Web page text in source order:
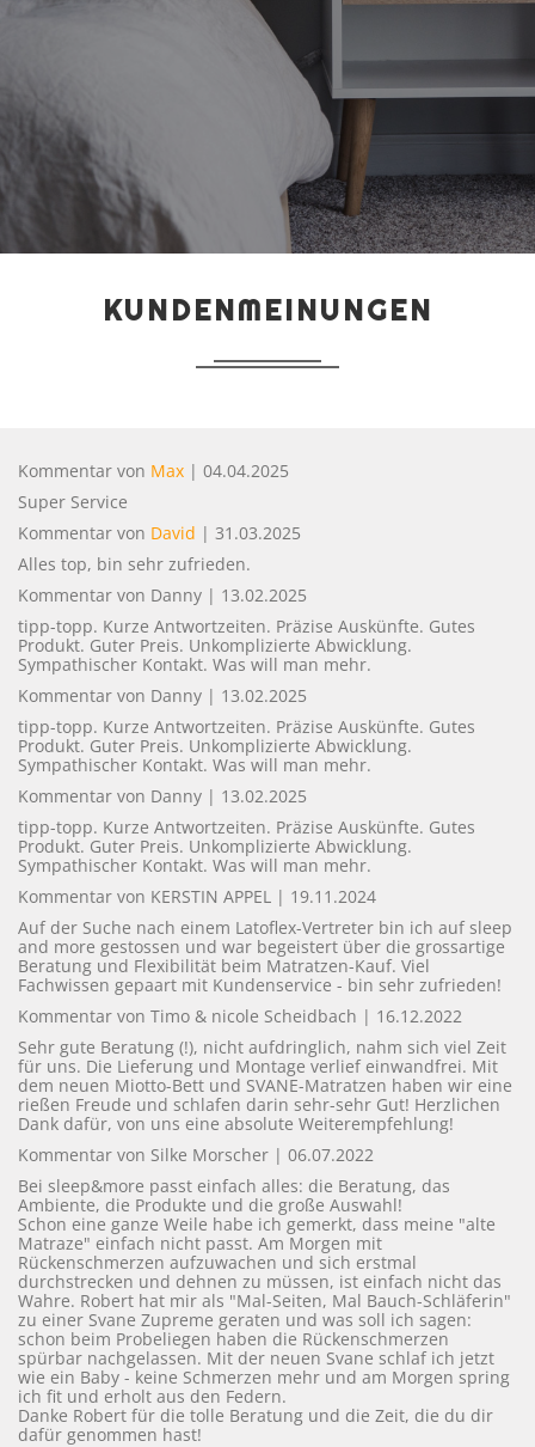
Natur pur
Deluxe
Svane
Zleep
Zupreme
Lattoflex
System 200
System 300
System 900
Tempur
Dormiente
KISSEN
Kissen Tempur
Ergonomische Kissen
Klassische Kissen
Kissen & Decken Dormiente
&MORE
Novamobili
Cinquanta3
KUNDENMEINUNGEN
Kommentar von Max | 04.04.2025
Super Service
Kommentar von David | 31.03.2025
Alles top, bin sehr zufrieden.
Kommentar von Danny | 13.02.2025
tipp-topp. Kurze Antwortzeiten. Präzise Auskünfte. Gutes
Produkt. Guter Preis. Unkomplizierte Abwicklung.
Sympathischer Kontakt. Was will man mehr.
Kommentar von Danny | 13.02.2025
tipp-topp. Kurze Antwortzeiten. Präzise Auskünfte. Gutes
Produkt. Guter Preis. Unkomplizierte Abwicklung.
Sympathischer Kontakt. Was will man mehr.
Kommentar von Danny | 13.02.2025
tipp-topp. Kurze Antwortzeiten. Präzise Auskünfte. Gutes
Produkt. Guter Preis. Unkomplizierte Abwicklung.
Sympathischer Kontakt. Was will man mehr.
Kommentar von KERSTIN APPEL | 19.11.2024
Auf der Suche nach einem Latoflex-Vertreter bin ich auf sleep
and more gestossen und war begeistert über die grossartige
Beratung und Flexibilität beim Matratzen-Kauf. Viel
Fachwissen gepaart mit Kundenservice - bin sehr zufrieden!
Kommentar von Timo & nicole Scheidbach | 16.12.2022
Sehr gute Beratung (!), nicht aufdringlich, nahm sich viel Zeit
für uns. Die Lieferung und Montage verlief einwandfrei. Mit
dem neuen Miotto-Bett und SVANE-Matratzen haben wir eine
rießen Freude und schlafen darin sehr-sehr Gut! Herzlichen
Dank dafür, von uns eine absolute Weiterempfehlung!
Kommentar von Silke Morscher | 06.07.2022
Bei sleep&more passt einfach alles: die Beratung, das
Ambiente, die Produkte und die große Auswahl!
Schon eine ganze Weile habe ich gemerkt, dass meine "alte
Matraze" einfach nicht passt. Am Morgen mit
Rückenschmerzen aufzuwachen und sich erstmal
durchstrecken und dehnen zu müssen, ist einfach nicht das
Wahre. Robert hat mir als "Mal-Seiten, Mal Bauch-Schläferin"
zu einer Svane Zupreme geraten und was soll ich sagen:
schon beim Probeliegen haben die Rückenschmerzen
spürbar nachgelassen. Mit der neuen Svane schlaf ich jetzt
wie ein Baby - keine Schmerzen mehr und am Morgen spring
ich fit und erholt aus den Federn.
Danke Robert für die tolle Beratung und die Zeit, die du dir
dafür genommen hast!